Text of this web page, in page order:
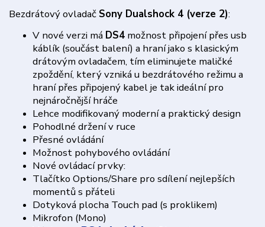
Bezdrátový ovladač Sony Dualshock 4 (verze 2):
V nové verzi má DS4 možnost připojení přes usb
káblík (součást balení) a hraní jako s klasickým
drátovým ovladačem, tím eliminujete maličké
zpoždění, který vzniká u bezdrátového režimu a
hraní přes připojený kabel je tak ideální pro
nejnáročnější hráče
Lehce modifikovaný moderní a praktický design
Pohodlné držení v ruce
Přesné ovládání
Možnost pohybového ovládání
Nové ovládací prvky:
Tlačítko Options/Share pro sdílení nejlepších
momentů s přáteli
Dotyková plocha Touch pad (s proklikem)
Mikrofon (Mono)